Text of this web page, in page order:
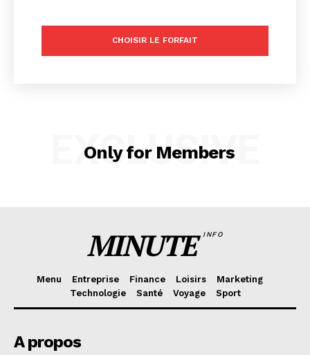
SUBSCRIBE NOW
Company
Contact us
Subscription Plans
CHOISIR LE FORFAIT
Only for Members
EXCLUSIVE
MINUTE INFO
Menu Entreprise Finance Loisirs
Marketing
Technologie
Santé Voyage Sport
A propos